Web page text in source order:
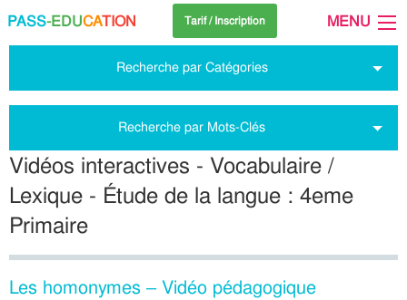
PASS-EDUCATION Tarif / Inscription MENU
Recherche par Catégories
Recherche par Mots-Clés
Vidéos interactives - Vocabulaire /
Lexique - Étude de la langue : 4eme
Primaire
Les homonymes – Vidéo pédagogique